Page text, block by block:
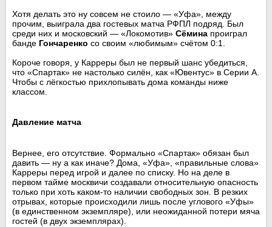
Хотя делать это ну совсем не стоило — «Уфа», между
прочим, выиграла два гостевых матча РФПЛ подряд. Был
среди них и московский — «Локомотив» Сёмина проиграл
банде Гончаренко со своим «любимым» счётом 0:1.
Короче говоря, у Карреры был не первый шанс убедиться,
что «Спартак» не настолько силён, как «Ювентус» в Серии А.
Чтобы с лёгкостью прихлопывать дома команды ниже
классом.
Давление матча
Вернее, его отсутствие. Формально «Спартак» обязан был
давить — ну а как иначе? Дома, «Уфа», «правильные слова»
Карреры перед игрой и далее по списку. Но на деле в
первом тайме москвичи создавали относительную опасность
только при хоть каком-то наличии свободных зон. В резких
отрывах, которые происходили лишь после углового «Уфы»
(в единственном экземпляре), или неожиданной потери мяча
гостей (в двух экземплярах).